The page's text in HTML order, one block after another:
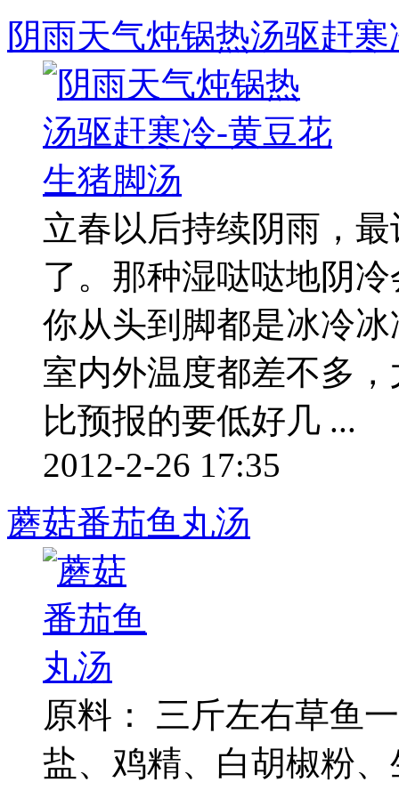
阴雨天气炖锅热汤驱赶
立春以后持续阴雨，
了。那种湿哒哒地阴
你从头到脚都是冰冷
室内外温度都差不多
比预报的要低好几 ...
2012-2-26 17:35
蘑菇番茄鱼丸汤
原料： 三斤左右草鱼
盐、鸡精、白胡椒粉